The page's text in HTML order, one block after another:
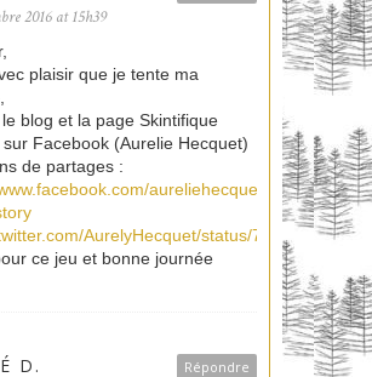
2016 at 15h39
plaisir que je tente ma
blog et la page Skintifique
Facebook (Aurelie Hecquet)
de partages :
aureliehecquet/posts/
AurelyHecquet/status/
ce jeu et bonne journée
Répondre
D.